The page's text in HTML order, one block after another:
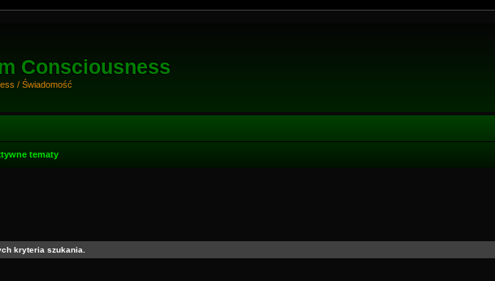
Consciousness
/ Świadomość
tematy
kryteria szukania.